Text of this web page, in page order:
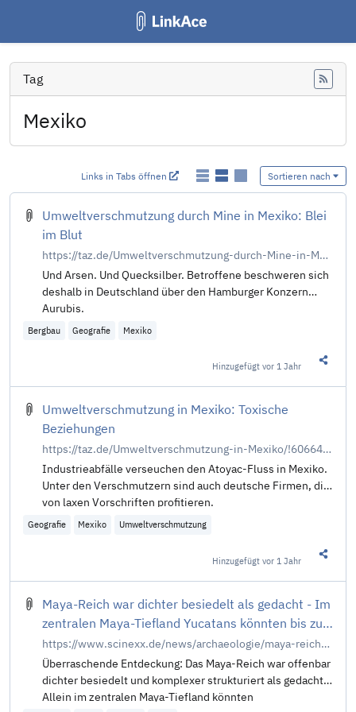
Tag
Mexiko
Links in Tabs öffnen Sortieren nach
Umweltverschmutzung durch Mine in Mexiko: Blei
im Blut
https://taz.de/Umweltverschmutzung-durch-Mine-in-Mexiko/!6063654/
Und Arsen. Und Quecksilber. Betroffene beschweren sich
deshalb in Deutschland über den Hamburger Konzern
Aurubis.
Bergbau Geografie Mexiko
Hinzugefügtvor 1 Jahr
Umweltverschmutzung in Mexiko: Toxische
Beziehungen
https://taz.de/Umweltverschmutzung-in-Mexiko/!6066436/
Industrieabfälle verseuchen den Atoyac-Fluss in Mexiko.
Unter den Verschmutzern sind auch deutsche Firmen, die
von laxen Vorschriften profitieren.
Geografie Mexiko Umweltverschmutzung
Hinzugefügtvor 1 Jahr
Maya-Reich war dichter besiedelt als gedacht - Im
zentralen Maya-Tiefland Yucatans könnten bis zu
16 Millionen Menschen gelebt haben
https://www.scinexx.de/news/archaeologie/maya-reich-war-dichter-besiedelt-als-gedacht/
Überraschende Entdeckung: Das Maya-Reich war offenbar
dichter besiedelt und komplexer strukturiert als gedacht.
Allein im zentralen Maya-Tiefland könnten